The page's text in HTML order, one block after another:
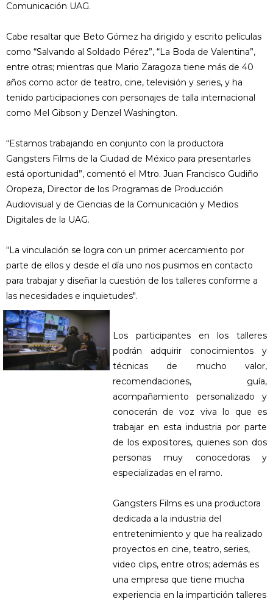
Comunicación UAG.
Cabe resaltar que Beto Gómez ha dirigido y escrito películas
como “Salvando al Soldado Pérez”, “La Boda de Valentina”,
entre otras; mientras que Mario Zaragoza tiene más de 40
años como actor de teatro, cine, televisión y series, y ha
tenido participaciones con personajes de talla internacional
como Mel Gibson y Denzel Washington.
“Estamos trabajando en conjunto con la productora
Gangsters Films de la Ciudad de México para presentarles
está oportunidad”, comentó el Mtro. Juan Francisco Gudiño
Oropeza, Director de los Programas de Producción
Audiovisual y de Ciencias de la Comunicación y Medios
Digitales de la UAG.
“La vinculación se logra con un primer acercamiento por
parte de ellos y desde el día uno nos pusimos en contacto
para trabajar y diseñar la cuestión de los talleres conforme a
las necesidades e inquietudes".
Los participantes en los talleres
podrán adquirir conocimientos y
técnicas de mucho valor,
recomendaciones, guía,
acompañamiento personalizado y
conocerán de voz viva lo que es
trabajar en esta industria por parte
de los expositores, quienes son dos
personas muy conocedoras y
especializadas en el ramo.
Gangsters Films es una productora
dedicada a la industria del
entretenimiento y que ha realizado
proyectos en cine, teatro, series,
video clips, entre otros; además es
una empresa que tiene mucha
experiencia en la impartición talleres